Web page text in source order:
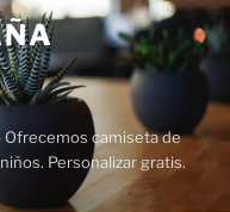
Ofrecemos camiseta de
Personalizar gratis.